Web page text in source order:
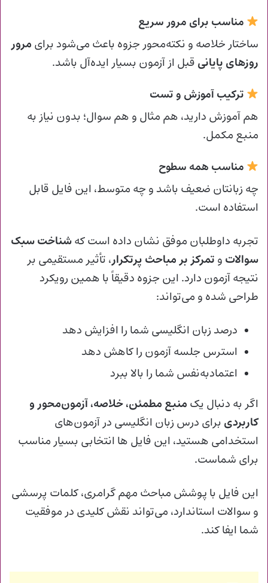
مناسب برای مرور سریع
ساختار خلاصه و نکته‌محور جزوه باعث می‌شود برای مرور
روزهای پایانی قبل از آزمون بسیار ایده‌آل باشد.
ترکیب آموزش و تست
هم آموزش دارید، هم مثال و هم سوال؛ بدون نیاز به
منبع مکمل.
مناسب همه سطوح
چه زبانتان ضعیف باشد و چه متوسط، این فایل قابل
استفاده است.
تجربه داوطلبان موفق نشان داده است کهشناخت سبک
سوالات و تمرکز بر مباحث پرتکرار، تأثیر مستقیمی بر
نتیجه آزمون دارد. این جزوه دقیقاً با همین رویکرد
طراحی شده و می‌تواند:
درصد زبان انگلیسی شما را افزایش دهد
استرس جلسه آزمون را کاهش دهد
اعتمادبه‌نفس شما را بالا ببرد
اگر به دنبال یک منبع مطمئن، خلاصه، آزمون‌محور و
کاربردی برای درس زبان انگلیسی در آزمون‌های
استخدامی هستید، این فایل ها انتخابی بسیار مناسب
برای شماست.
این فایل با پوشش مباحث مهم گرامری، کلمات پرسشی
و سوالات استاندارد، می‌تواند نقش کلیدی در موفقیت
شما ایفا کند.